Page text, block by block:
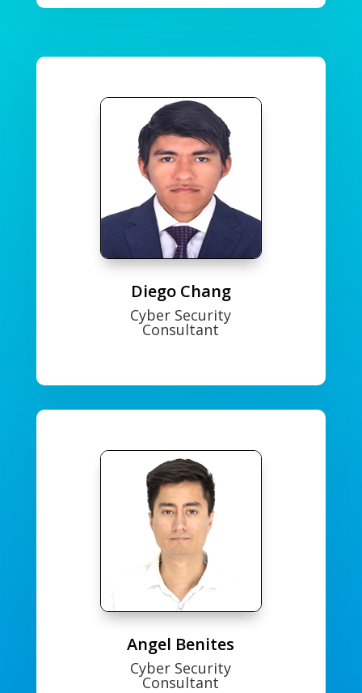
Diego Chang
Cyber Security
Consultant
Angel Benites
Cyber Security
Consultant